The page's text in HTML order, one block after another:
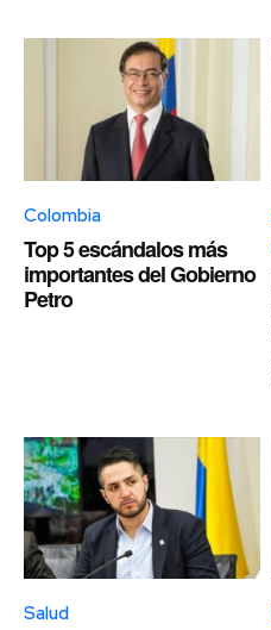
Colombia
Top 5 escándalos más
importantes del Gobierno
Petro
Salud